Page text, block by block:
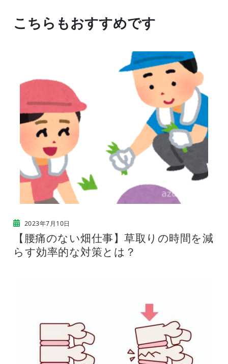
こちらもおすすめです
2023年7月10日
【腰痛のない畑仕事】草取りの時間を減
らす効率的な対策とは？